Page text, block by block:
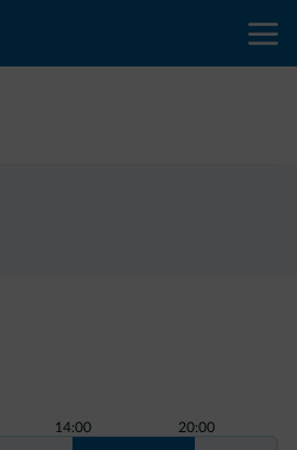
14:00 20:00